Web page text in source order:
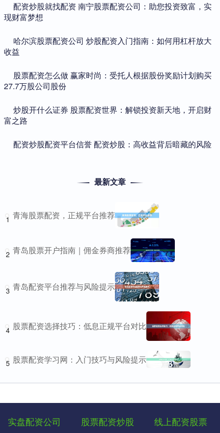
​配资炒股就找配资 南宁股票配资公司：助您投资致富，实
现财富梦想
​哈尔滨股票配资公司 炒股配资入门指南：如何用杠杆放大
收益
​股票配资怎么做 赢家时尚：受托人根据股份奖励计划购买
27.7万股公司股份
​炒股开什么证券 股票配资世界：解锁投资新天地，开启财
富之路
​配资炒股配资平台信誉 配资炒股：高收益背后暗藏的风险
最新文章
1 青海股票配资，正规平台推荐
2 青岛股票开户指南｜佣金券商推荐
3 青岛配资平台推荐与风险提示
4 股票配资选择技巧：低息正规平台对比
5 股票配资学习网：入门技巧与风险提示
实盘配资公司 股票配资炒股 线上配资股票